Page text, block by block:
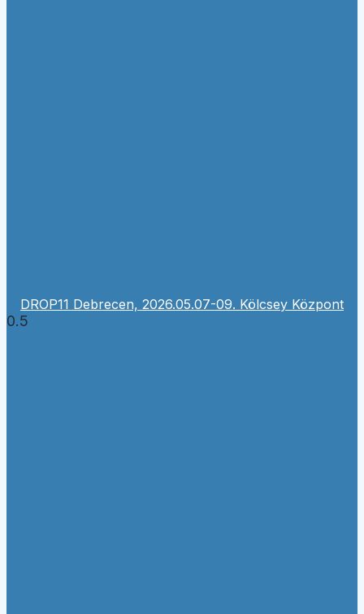
DROP11 Debrecen, 2026.05.07-09. Kölcsey Központ